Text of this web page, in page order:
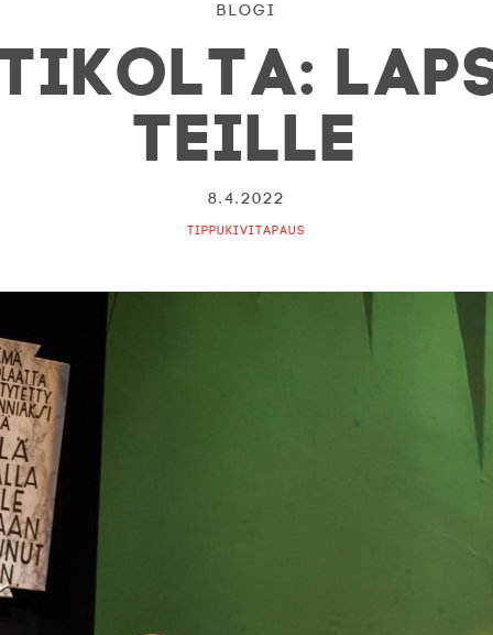
Blogi
teille
8.4.2022
Tippukivitapaus